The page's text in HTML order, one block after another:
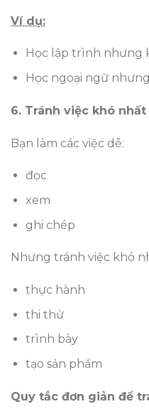
Ví dụ:
Học lập trình nhưng
Học ngoại ngữ
6. Tránh việc khó nhất
Bạn làm các việc dễ:
đọc
xem
ghi chép
Nhưng tránh việc khó
thực hành
thi thử
trình bày
tạo sản phẩm
Quy tắc đơn giản để